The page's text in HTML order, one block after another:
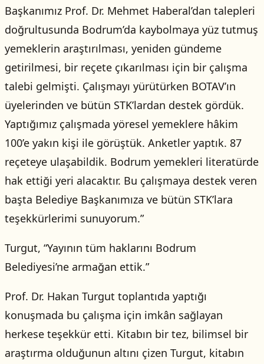
Başkanımız Prof. Dr. Mehmet Haberal’dan talepleri
doğrultusunda Bodrum’da kaybolmaya yüz tutmuş
yemeklerin araştırılması, yeniden gündeme
getirilmesi, bir reçete çıkarılması için bir çalışma
talebi gelmişti. Çalışmayı yürütürken BOTAV’ın
üyelerinden ve bütün STK’lardan destek gördük.
Yaptığımız çalışmada yöresel yemeklere hâkim
100’e yakın kişi ile görüştük. Anketler yaptık. 87
reçeteye ulaşabildik. Bodrum yemekleri literatürde
hak ettiği yeri alacaktır. Bu çalışmaya destek veren
başta Belediye Başkanımıza ve bütün STK’lara
teşekkürlerimi sunuyorum.”
Turgut, “Yayının tüm haklarını Bodrum
Belediyesi’ne armağan ettik.”
Prof. Dr. Hakan Turgut toplantıda yaptığı
konuşmada bu çalışma için imkân sağlayan
herkese teşekkür etti. Kitabın bir tez, bilimsel bir
araştırma olduğunun altını çizen Turgut, kitabın